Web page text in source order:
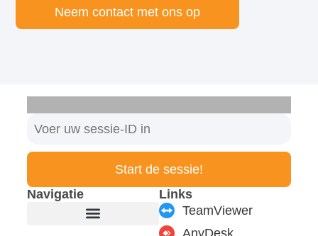
Neem contact met ons op
Navigatie
Links
TeamViewer
AnyDesk
Start de sessie!